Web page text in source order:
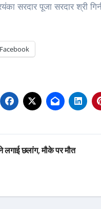
सरदार पूजा सरदार श्री
Facebook
छलांग, मौके पर मौत